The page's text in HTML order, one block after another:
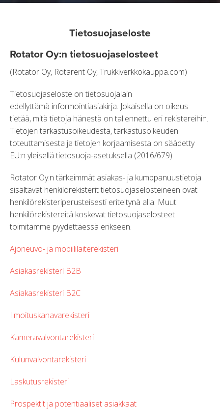
Tietosuojaseloste
Rotator Oy:n tietosuojaselosteet
(Rotator Oy, Rotarent Oy, Trukkiverkkokauppa.com)
Tietosuojaseloste on tietosuojalain
edellyttämä informointiasiakirja. Jokaisella on oikeus
tietää, mitä tietoja hänestä on tallennettu eri rekistereihin.
Tietojen tarkastusoikeudesta, tarkastusoikeuden
toteuttamisesta ja tietojen korjaamisesta on säädetty
EU:n yleisellä tietosuoja-asetuksella (2016/679).
Rotator Oy:n tärkeimmät asiakas- ja kumppanuustietoja
sisältävät henkilörekisterit tietosuojaselosteineen ovat
henkilörekisteriperusteisesti eriteltynä alla. Muut
henkilörekistereitä koskevat tietosuojaselosteet
toimitamme pyydettäessä erikseen.
Ajoneuvo- ja mobiililaiterekisteri
Asiakasrekisteri B2B
Asiakasrekisteri B2C
Ilmoituskanavarekisteri
Kameravalvontarekisteri
Kulunvalvontarekisteri
Laskutusrekisteri
Prospektit ja potentiaaliset asiakkaat